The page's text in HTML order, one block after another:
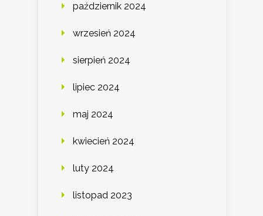
październik 2024
wrzesień 2024
sierpień 2024
lipiec 2024
maj 2024
kwiecień 2024
luty 2024
listopad 2023